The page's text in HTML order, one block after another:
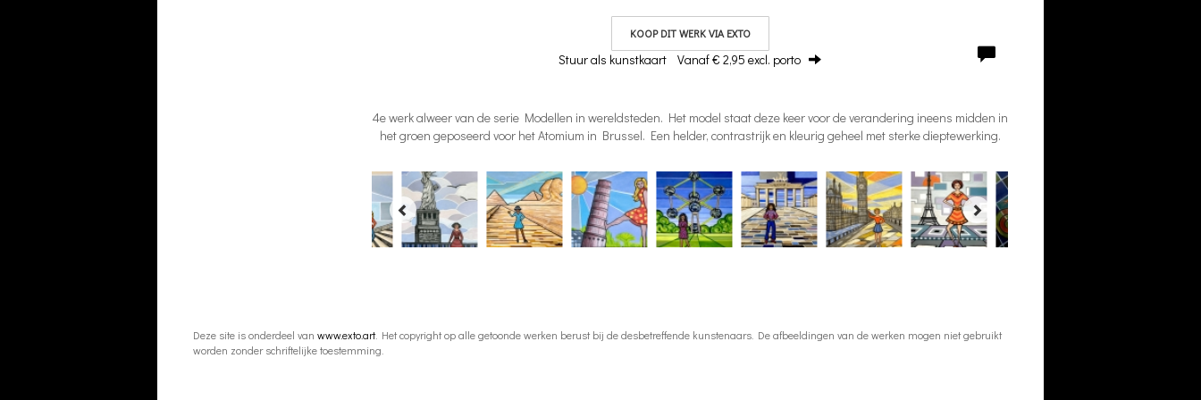
KOOP DIT WERK VIA EXTO
Stuur als kunstkaart Vanaf € 2,95 excl. porto
4e werk alweer van de serie Modellen in wereldsteden. Het model staat deze keer voor de verandering ineens midden in
het groen geposeerd voor het Atomium in Brussel. Een helder, contrastrijk en kleurig geheel met sterke dieptewerking.
Deze site is onderdeel van www.exto.art. Het copyright op alle getoonde werken berust bij de desbetreffende kunstenaars. De afbeeldingen van de werken mogen niet gebruikt
worden zonder schriftelijke toestemming.